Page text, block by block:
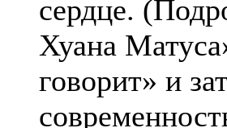
сердце.
Хуана
говорит» и